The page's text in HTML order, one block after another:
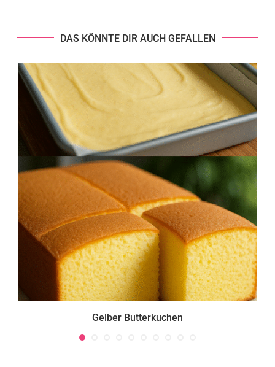
DAS KÖNNTE DIR AUCH GEFALLEN
Gelber Butterkuchen